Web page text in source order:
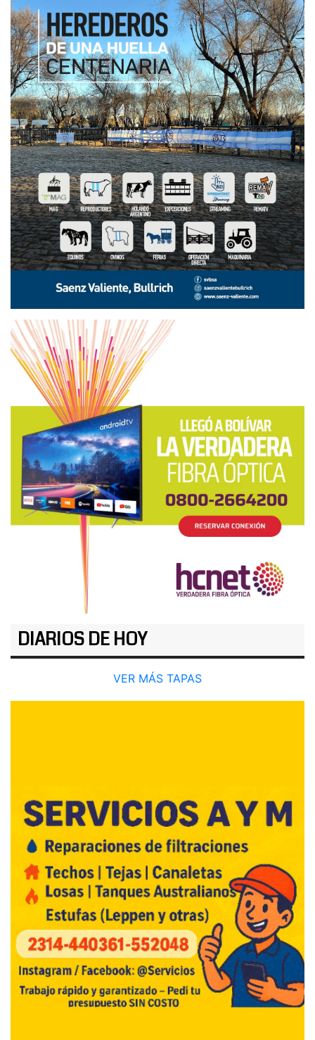
DIARIOS DE HOY
VER MÁS TAPAS